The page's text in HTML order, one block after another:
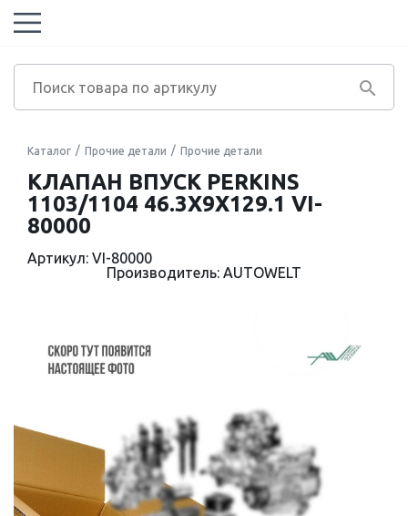
Каталог Прочие детали Прочие детали
КЛАПАН ВПУСК PERKINS
1103/1104 46.3X9X129.1 VI-
80000
Артикул: VI-80000
Производитель: AUTOWELT